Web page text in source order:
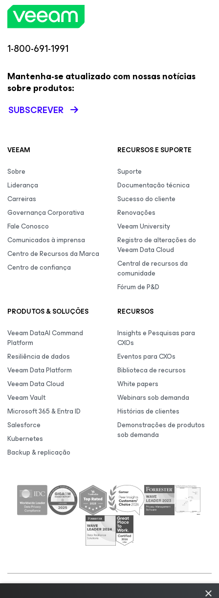
1-800-691-1991
Mantenha-se atualizado com nossas notícias
sobre produtos:
SUBSCREVER
VEEAM
Sobre
Liderança
Carreiras
Governança Corporativa
Fale Conosco
Comunicados à imprensa
Centro de Recursos da Marca
Centro de confiança
RECURSOS E SUPORTE
Suporte
Documentação técnica
Sucesso do cliente
Renovações
Veeam University
Registro de alterações do
Veeam Data Cloud
Central de recursos da
comunidade
Fórum de P&D
PRODUTOS & SOLUÇÕES
Veeam DataAI Command
Platform
Resiliência de dados
Veeam Data Platform
Veeam Data Cloud
Veeam Vault
Microsoft 365 & Entra ID
Salesforce
Kubernetes
Backup & replicação
RECURSOS
Insights e Pesquisas para
CXOs
Eventos para CXOs
Biblioteca de recursos
White papers
Webinars sob demanda
Histórias de clientes
Demonstrações de produtos
sob demanda
|×